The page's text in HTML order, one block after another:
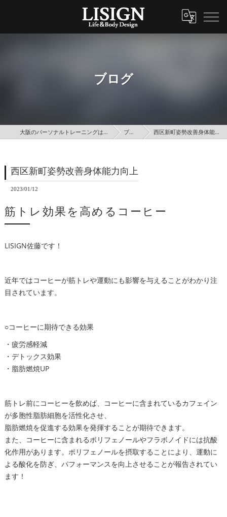
ブログ
大阪のパーソナルトレーニングはLISIGN ブログ 西区新町姿勢改善身体能力向上
西区新町姿勢改善身体能力向上
2023/01/12
筋トレ効果を高めるコーヒー
LISIGN佐藤です！
近年ではコーヒーが筋トレや運動にも影響を与えることがわかり注
目されています。
○コーヒーに期待できる効果
・疲労感軽減
・デトックス効果
・脂肪燃焼UP
筋トレ前にコーヒーを飲めば、コーヒーに含まれているカフェイン
が多胞性脂肪細胞を活性化させ、
脂肪燃焼を促進する効果を発揮することが期待できます。
また、コーヒーに含まれるポリフェノールやフラボノイドには抗酸
化作用があります。ポリフェノールを摂取することにより、運動に
よる酸化を防ぎ、パフォーマンスを向上させることが報告されてい
ます！